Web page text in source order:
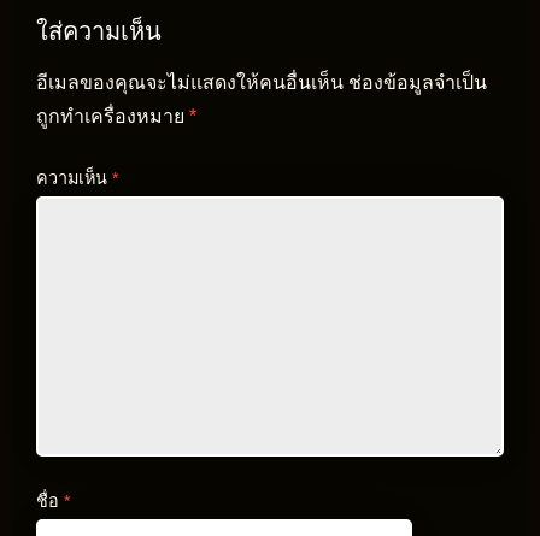
ใส่ความเห็น
อีเมลของคุณจะไม่แสดงให้คนอื่นเห็น ช่องข้อมูลจำเป็น
ถูกทำเครื่องหมาย *
ความเห็น *
ชื่อ *